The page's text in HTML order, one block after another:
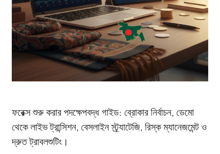
ফরেক্স শুরু করার পদক্ষেপবদ্ধ গাইড: ব্রোকার নির্বাচন, ডেমো
থেকে লাইভ ট্রান্সিশন, বেসলাইন স্ট্র্যাটেজি, রিস্ক ম্যানেজমেন্ট ও
দ্রুত ট্রাবলশুটিং।